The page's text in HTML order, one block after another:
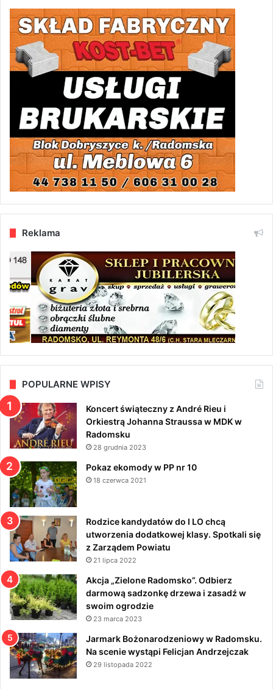
Ó
W
Reklama
POPULARNE WPISY
Koncert świąteczny z André Rieu i
Orkiestrą Johanna Straussa w MDK w
Radomsku
28 grudnia 2023
Pokaz ekomody w PP nr 10
18 czerwca 2021
Rodzice kandydatów do I LO chcą
utworzenia dodatkowej klasy. Spotkali się
z Zarządem Powiatu
21 lipca 2022
Akcja „Zielone Radomsko”. Odbierz
darmową sadzonkę drzewa i zasadź w
swoim ogrodzie
23 marca 2023
Jarmark Bożonarodzeniowy w Radomsku.
Na scenie wystąpi Felicjan Andrzejczak
29 listopada 2022